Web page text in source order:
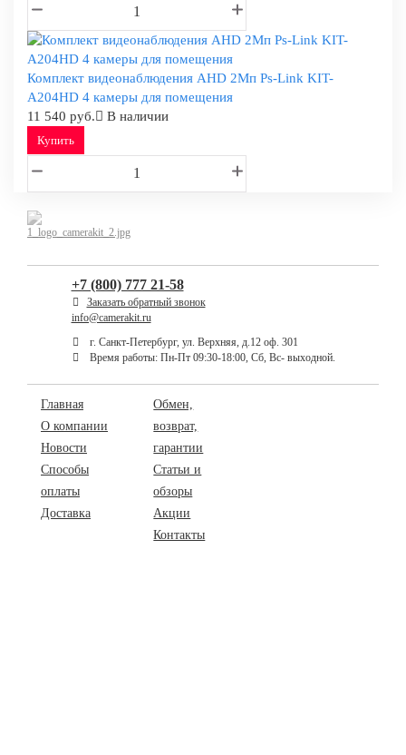
Комплект видеонаблюдения AHD 2Мп Ps-Link KIT-
A204HD 4 камеры для помещения
11 540 руб.
В наличии
Купить
+7 (800) 777 21-58
Заказать обратный звонок
info@camerakit.ru
г. Санкт-Петербург, ул. Верхняя, д.12 оф. 301
Время работы: Пн-Пт 09:30-18:00, Сб, Вс- выходной.
Главная
О компании
Новости
Способы
оплаты
Доставка
Обмен,
возврат,
гарантии
Статьи и
обзоры
Акции
Контакты